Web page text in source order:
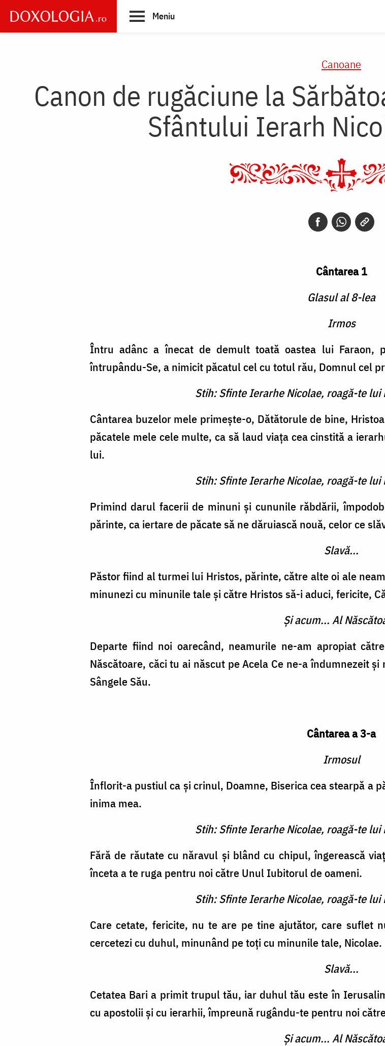
main
Meniu
Canoane
Canon de rugăciune la
Sfântului Ierarh
Cântarea 1
Glasul al 8-lea
Irmos
Întru adânc a înecat de demult toată oastea lui Faraon,
întrupându-Se, a nimicit păcatul cel cu totul rău, Domnul cel
Stih: Sfinte Ierarhe Nicolae, roagă-te
Cântarea buzelor mele primește-o, Dătătorule de bine,
păcatele mele cele multe, ca să laud viața cea cinstită a
lui.
Stih: Sfinte Ierarhe Nicolae, roagă-te
Primind darul facerii de minuni și cununile răbdării,
părinte, ca iertare de păcate să ne dăruiască nouă, celor ce
Slavă...
Păstor fiind al turmei lui Hristos, părinte, către alte oi ale
minunezi cu minunile tale și către Hristos să-i aduci, fericite,
Și acum... Al
Departe fiind noi oarecând, neamurile ne-am apropiat
Născătoare, căci tu ai născut pe Acela Ce ne-a îndumnezeit
Sângele Său.
Cântarea a 3-a
Irmosul
Înflorit-a pustiul ca și crinul, Doamne, Biserica cea stearpă a
inima mea.
Stih: Sfinte Ierarhe Nicolae, roagă-te
Fără de răutate cu năravul și blând cu chipul, îngerească
înceta a te ruga pentru noi către Unul Iubitorul de oameni.
Stih: Sfinte Ierarhe Nicolae, roagă-te
Care cetate, fericite, nu te are pe tine ajutător, care suflet
cercetezi cu duhul, minunând pe toți cu minunile tale, Nicolae.
Slavă...
Cetatea Bari a primit trupul tău, iar duhul tău este în
cu apostolii și cu ierarhii, împreună rugându-te pentru noi
Și acum... Al